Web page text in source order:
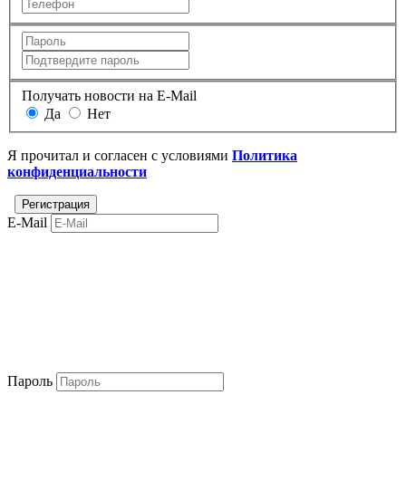
Получать новости на E-Mail
Да
Нет
Я прочитал и согласен с условиями Политика
конфиденциальности
E-Mail
Пароль